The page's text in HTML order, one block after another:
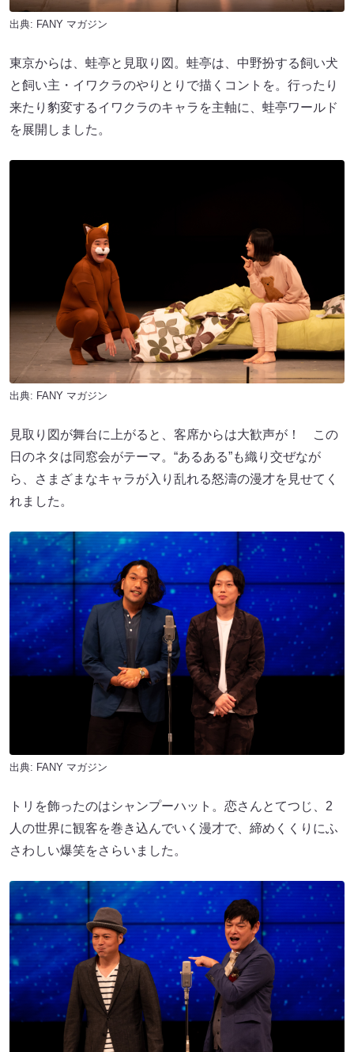
出典: FANY マガジン
東京からは、蛙亭と見取り図。蛙亭は、中野扮する飼い犬
と飼い主・イワクラのやりとりで描くコントを。行ったり
来たり豹変するイワクラのキャラを主軸に、蛙亭ワールド
を展開しました。
出典: FANY マガジン
見取り図が舞台に上がると、客席からは大歓声が！ この
日のネタは同窓会がテーマ。“あるある”も織り交ぜなが
ら、さまざまなキャラが入り乱れる怒濤の漫才を見せてく
れました。
出典: FANY マガジン
トリを飾ったのはシャンプーハット。恋さんとてつじ、2
人の世界に観客を巻き込んでいく漫才で、締めくくりにふ
さわしい爆笑をさらいました。